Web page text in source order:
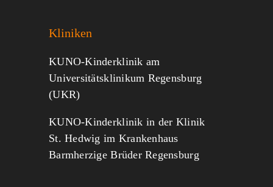
Kliniken
KUNO-Kinderklinik am
Universitätsklinikum Regensburg
(UKR)
KUNO-Kinderklinik in der Klinik
St. Hedwig im Krankenhaus
Barmherzige Brüder Regensburg